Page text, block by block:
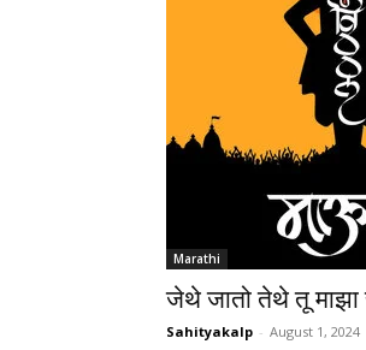
Marathi
जेथे जातो तेथे तू माझा
Sahityakalp - August 1, 2024